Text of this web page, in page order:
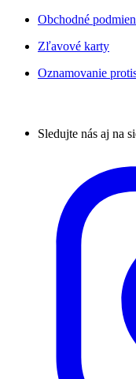
Obchodné
Zľavové karty
Oznamovanie
Sledujte nás aj na